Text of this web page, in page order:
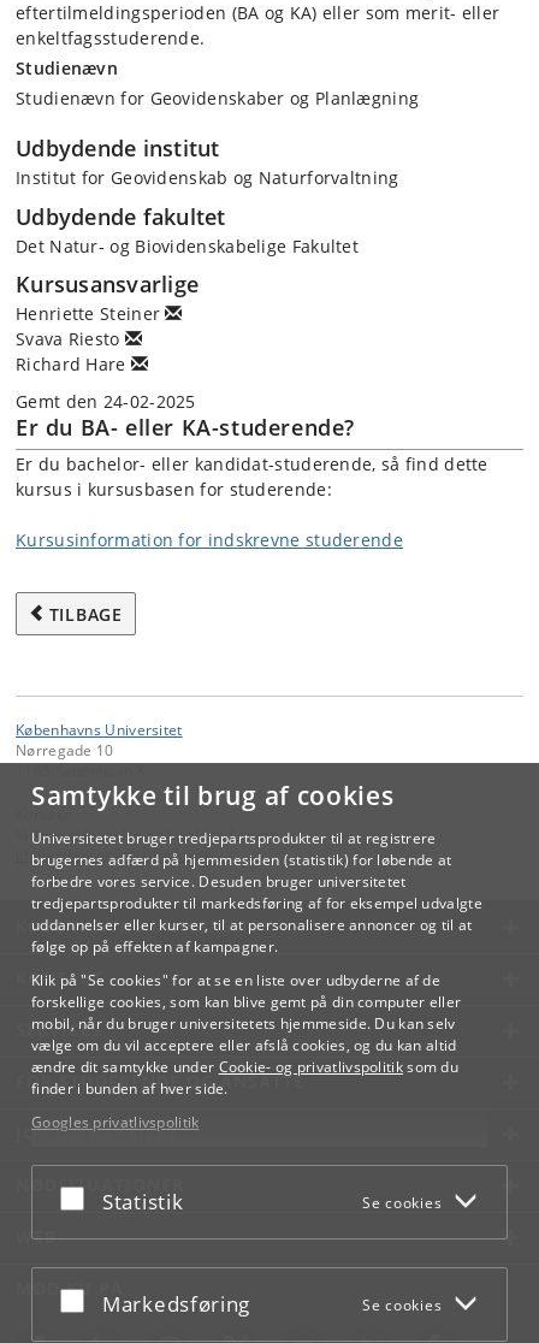
Samtykke til brug af cookies
Universitetet bruger tredjepartsprodukter til at registrere
brugernes adfærd på hjemmesiden (statistik) for løbende at
forbedre vores service. Desuden bruger universitetet
tredjepartsprodukter til markedsføring af for eksempel udvalgte
uddannelser eller kurser, til at personalisere annoncer og til at
følge op på effekten af kampagner.
Klik på "Se cookies" for at se en liste over udbyderne af de
forskellige cookies, som kan blive gemt på din computer eller
mobil, når du bruger universitetets hjemmeside. Du kan selv
vælge om du vil acceptere eller afslå cookies, og du kan altid
ændre dit samtykke under Cookie- og privatlivspolitiksom du
finder i bunden af hver side.
Googles privatlivspolitik
Acceptér eller afslå
Statistik Se cookies
Acceptér eller afslå
Markedsføring Se cookies
eftertilmeldingsperioden (BA og KA) eller som merit- eller
enkeltfagsstuderende.
Studienævn
Studienævn for Geovidenskaber og Planlægning
Udbydende institut
Institut for Geovidenskab og Naturforvaltning
Udbydende fakultet
Det Natur- og Biovidenskabelige Fakultet
Kursusansvarlige
Henriette Steiner
Svava Riesto
Richard Hare
Gemt den 24-02-2025
Er du BA- eller KA-studerende?
Er du bachelor- eller kandidat-studerende, så find dette
kursus i kursusbasen for studerende:
Kursusinformation for indskrevne studerende
TILBAGE
Københavns Universitet
Nørregade 10
Videreuddannelse og Livslang Læring
lifelonglearning@adm.ku.dk
KØBENHAVNS UNIVERSITET
KONTAKT
SERVICES
FOR STUDERENDE OG ANSATTE
JOB OG KARRIERE
NØDSITUATIONER
WEB
MØD KU PÅ